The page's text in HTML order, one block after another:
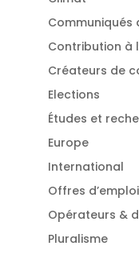
Communiqués
Contribution à
Créateurs de
Elections
Études et
Europe
International
Offres d’emploi
Opérateurs &
Pluralisme